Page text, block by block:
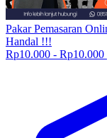
Pakar Pemasaran
Handal !!!
Rp10.000 - Rp10.000